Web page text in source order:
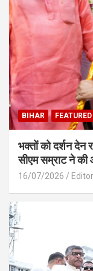
BIHAR FEATURED
भक्तों को दर्शन देन
सीएम सम्राट ने की
16/07/2026 Editor